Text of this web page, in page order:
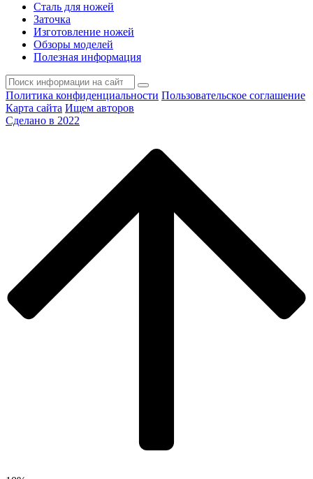
Сталь для ножей
Заточка
Изготовление ножей
Обзоры моделей
Полезная информация
Политика конфиденциальности Пользовательское соглашение
Карта сайта Ищем авторов
Сделано в 2022